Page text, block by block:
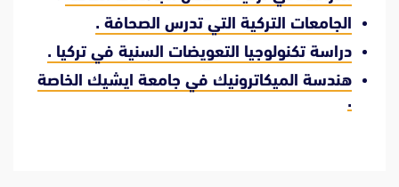
الجامعات التركية التي تدرس الصحافة .
دراسة تكنولوجيا التعويضات السنية في تركيا .
هندسة الميكاترونيك في جامعة ايشيك الخاصة
.